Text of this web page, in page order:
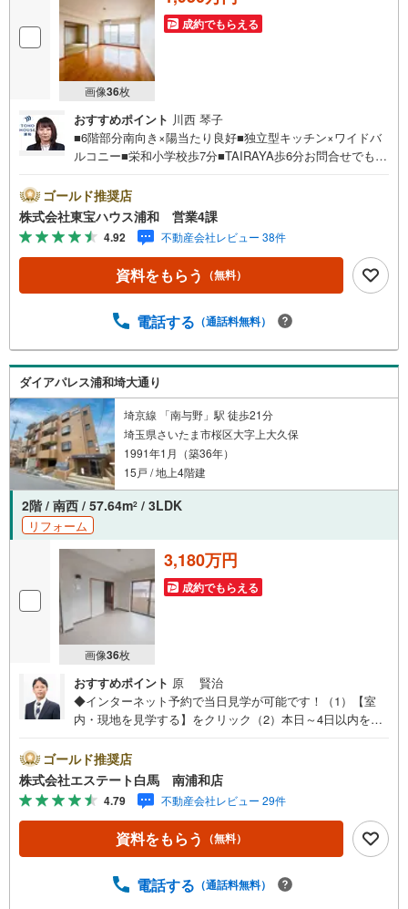
画像36枚
成約でもらえる
おすすめポイント 川西 琴子
■6階部分南向き×陽当たり良好■独立型キッチン×ワイドバ
ルコニー■栄和小学校歩7分■TAIRAYA歩6分お問合せでもれ
0（年中無休）こちらの時間帯はお電話でのお問い合わせが
スムーズにご案内できますぜひお気軽にご連絡下さい！東
宝ハウスライフソリューションズグループ 東宝ハウス浦
和 特別提携金利〔一例〕東宝ハウス浦和の住宅ローン■変
動金利全期間引下げプラン⇒住宅ローン金利優遇割の最大
適用《0.89％》と某信用金庫金利1.275％の比較借入金4000
実行分まで（審査・要件があります）◇TOHO HOUSE CL
が直接ご対応ライフプランニング、かけつけサポート、Clu
b Offプレミアムなど多彩なサービスがございます
ゴールド推奨店
株式会社東宝ハウス浦和 営業4課
4.92 不動産会社レビュー 38件
資料をもらう （無料）
電話する （通話料無料）
ダイアパレス浦和埼大通り
埼京線 「南与野」駅 徒歩21分
埼玉県さいたま市桜区大字上大久保
1991年1月（築36年）
15戸 / 地上4階建
2階 / 南西 / 57.64m2 / 3LDK
リフォーム
画像36枚
3,180万円
成約でもらえる
おすすめポイント 原 賢治
◆インターネット予約で当日見学が可能です！（1）【室
内・現地を見学する】をクリック（2）本日～4日以内をご
ください。◆10:00～21:00はお電話でのお問い合わせがス
ムーズです。●リフォーム済●2階部分南西向き角住戸●二面
バルコニー●お仕事帰りや隙間時間などご都合にあわせてご
案内致します【Yahoo！ 不動産キャンペーン対象店舗で
す】 当店で物件を成約するとPayPayボーナスをプレゼン
ト！◆エステート白馬の5大サポート◆1.FP相談サポート
備保証の延長サービス新築住宅は2年、中古住宅は半年の設
ゴールド推奨店
株式会社エステート白馬 南浦和店
4.79 不動産会社レビュー 29件
資料をもらう （無料）
電話する （通話料無料）